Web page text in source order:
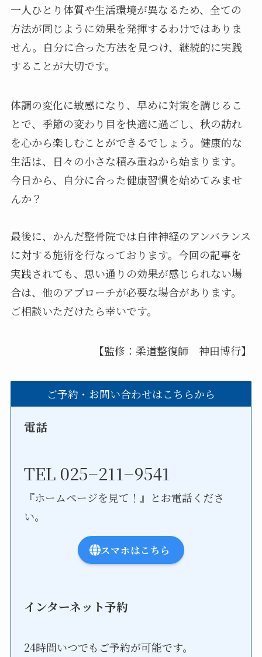
一人ひとり体質や生活環境が異なるため、全ての
方法が同じように効果を発揮するわけではありま
せん。自分に合った方法を見つけ、継続的に実践
することが大切です。
体調の変化に敏感になり、早めに対策を講じるこ
とで、季節の変わり目を快適に過ごし、秋の訪れ
を心から楽しむことができるでしょう。健康的な
生活は、日々の小さな積み重ねから始まります。
今日から、自分に合った健康習慣を始めてみませ
んか？
最後に、かんだ整骨院では自律神経のアンバランス
に対する施術を行なっております。今回の記事を
実践されても、思い通りの効果が感じられない場
合は、他のアプローチが必要な場合があります。
ご相談いただけたら幸いです。
【監修：柔道整復師 神田博行】
ご予約・お問い合わせはこちらから
電話
TEL 025−211−9541
『ホームページを見て！』とお電話くださ
い。
スマホはこちら
インターネット予約
24時間いつでもご予約が可能です。